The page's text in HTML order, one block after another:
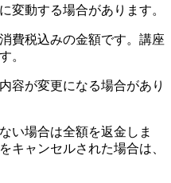
変動する場合があります。
費税込みの金額です。講座
。
容が変更になる場合があり
い場合は全額を返金しま
キャンセルされた場合は、